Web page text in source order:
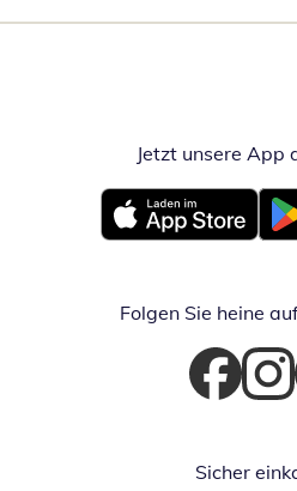
Jetzt unsere App
Öffnet in neuem
Folgen Sie heine
Öffnet in
Sicher